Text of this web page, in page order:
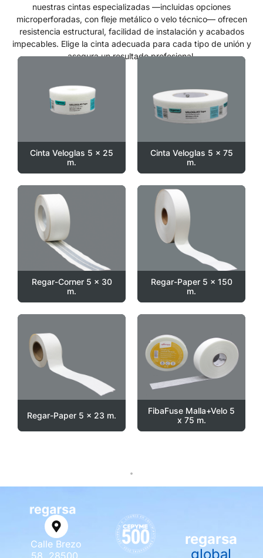
nuestras cintas especializadas —incluidas opciones
microperforadas, con fleje metálico o velo técnico— ofrecen
resistencia estructural, facilidad de instalación y acabados
impecables. Elige la cinta adecuada para cada tipo de unión y
asegura un resultado profesional.
Cinta Veloglas 5 x 25
m.
Cinta Veloglas 5 x 75
m.
Regar-Corner 5 x 30
m.
Regar-Paper 5 x 150
m.
Regar-Paper 5 x 23 m.
FibaFuse Malla+Velo 5
x 75 m.
Calle Brezo
58, 28500,
regarsa
global